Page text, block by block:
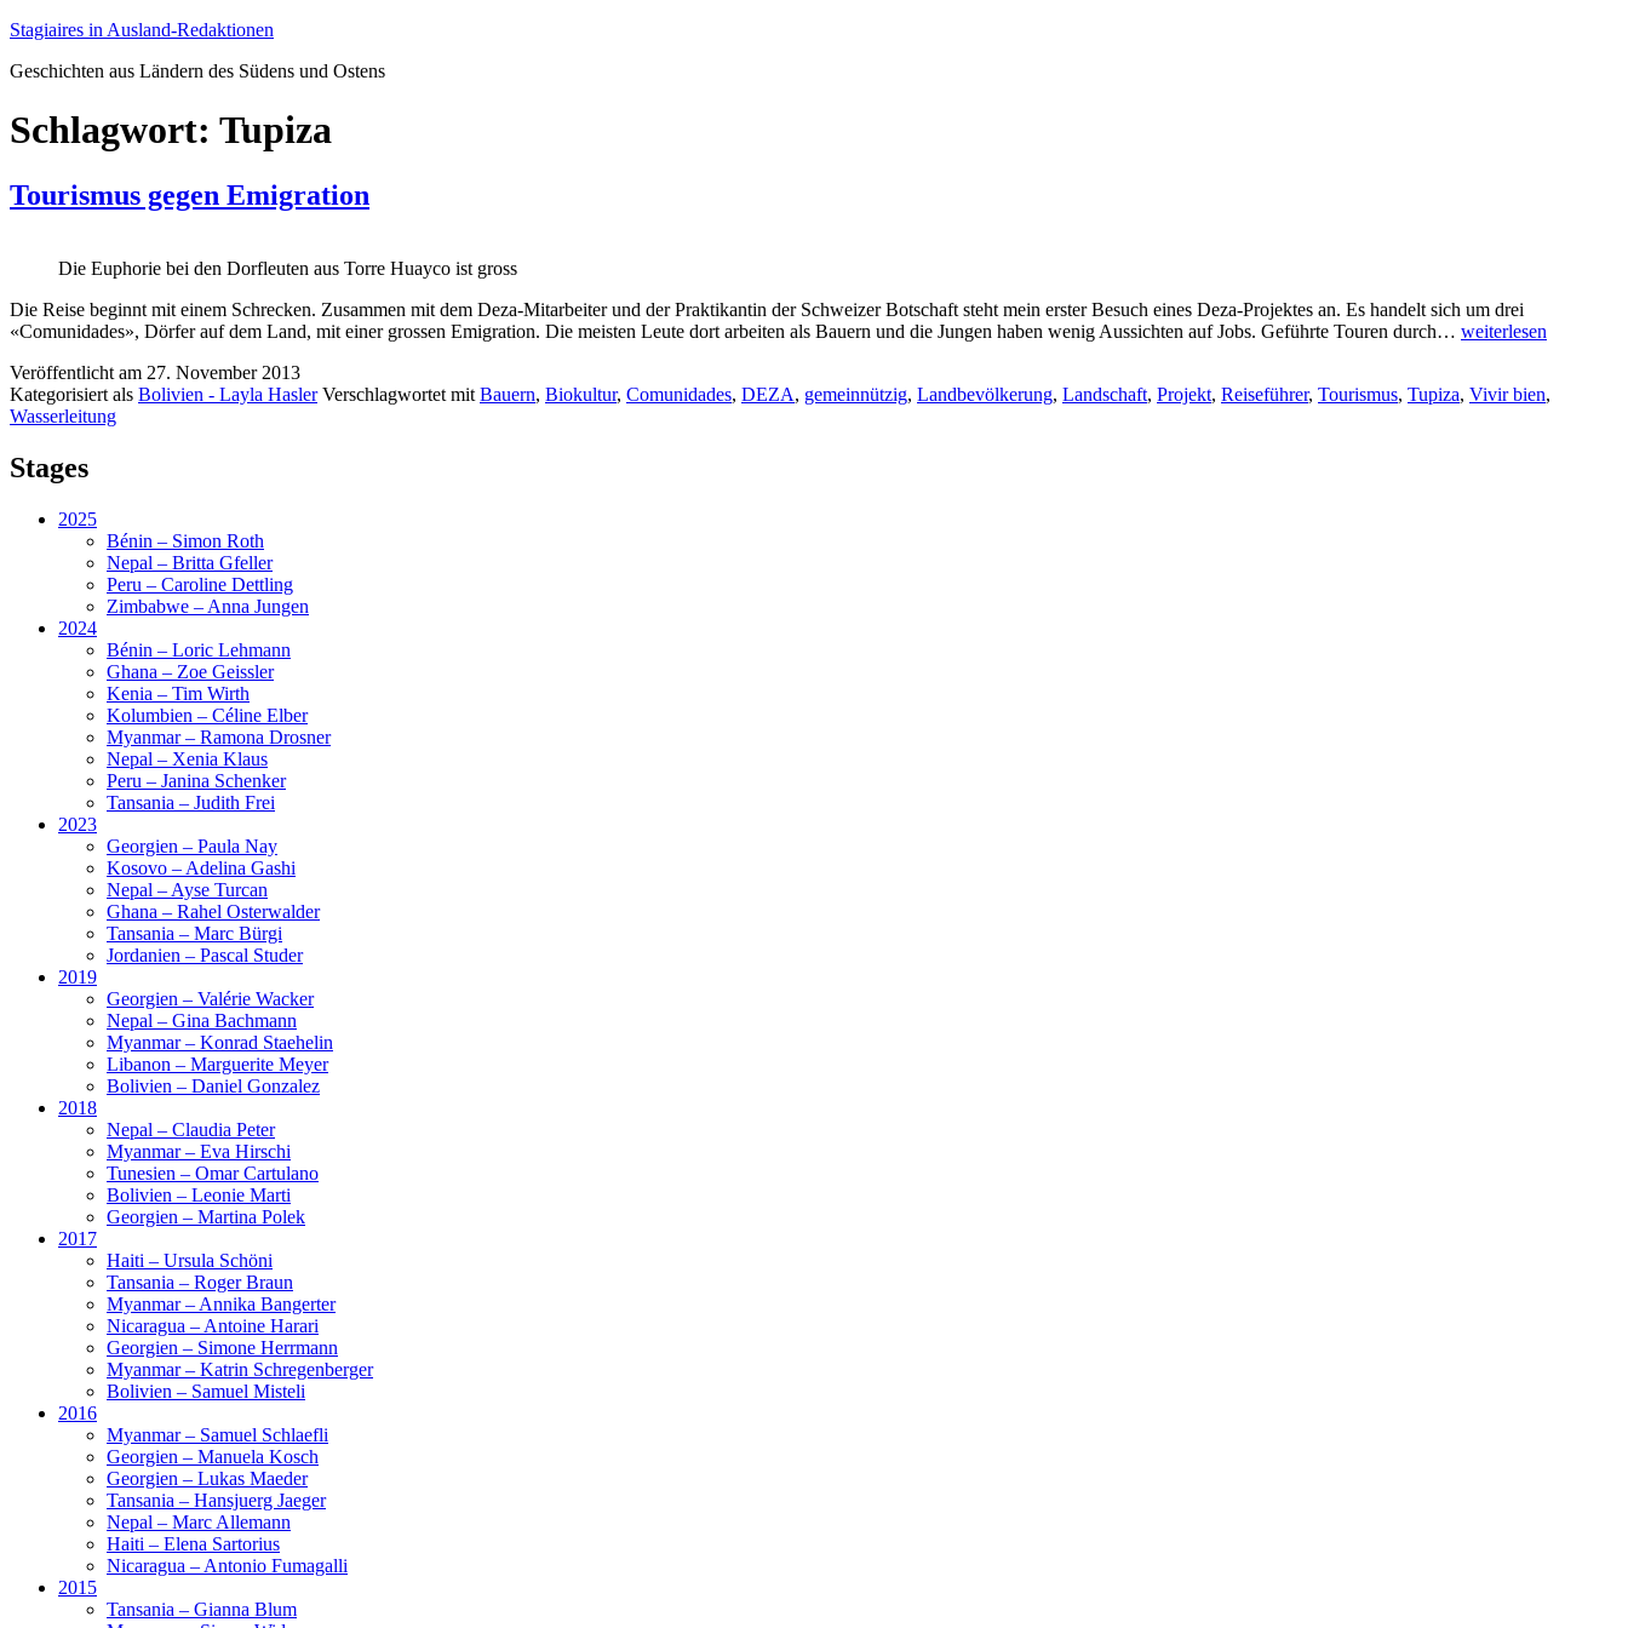
Zum
springen
Stagiaires in Ausland-Redaktionen
Geschichten aus Ländern des Südens und Ostens
Schlagwort: Tupiza
Tourismus gegen Emigration
Die Euphorie bei den Dorfleuten aus Torre Huayco ist gross
Die Reise beginnt mit einem Schrecken. Zusammen mit dem Deza-Mitarbeiter und der Praktikantin der Schweizer Botschaft steht mein erster Besuch eines Deza-Projektes an. Es handelt sich um drei
«Comunidades», Dörfer auf dem Land, mit einer grossen Emigration. Die meisten Leute dort arbeiten als Bauern und die Jungen haben wenig Aussichten auf Jobs. Geführte Touren durch… Tourismus
weiterlesen
Veröffentlicht am 27. November 2013
Kategorisiert als Bolivien - Layla Hasler Verschlagwortet mit Bauern, Biokultur, Comunidades, DEZA, gemeinnützig, Landbevölkerung, Landschaft, Projekt, Reiseführer, Tourismus, Tupiza, Vivir bien,
Wasserleitung
Stages
2025
Bénin – Simon Roth
Nepal – Britta Gfeller
Peru – Caroline Dettling
Zimbabwe – Anna Jungen
2024
Bénin – Loric Lehmann
Ghana – Zoe Geissler
Kenia – Tim Wirth
Kolumbien – Céline Elber
Myanmar – Ramona Drosner
Nepal – Xenia Klaus
Peru – Janina Schenker
Tansania – Judith Frei
2023
Georgien – Paula Nay
Kosovo – Adelina Gashi
Nepal – Ayse Turcan
Ghana – Rahel Osterwalder
Tansania – Marc Bürgi
Jordanien – Pascal Studer
2019
Georgien – Valérie Wacker
Nepal – Gina Bachmann
Myanmar – Konrad Staehelin
Libanon – Marguerite Meyer
Bolivien – Daniel Gonzalez
2018
Nepal – Claudia Peter
Myanmar – Eva Hirschi
Tunesien – Omar Cartulano
Bolivien – Leonie Marti
Georgien – Martina Polek
2017
Haiti – Ursula Schöni
Tansania – Roger Braun
Myanmar – Annika Bangerter
Nicaragua – Antoine Harari
Georgien – Simone Herrmann
Myanmar – Katrin Schregenberger
Bolivien – Samuel Misteli
2016
Myanmar – Samuel Schlaefli
Georgien – Manuela Kosch
Georgien – Lukas Maeder
Tansania – Hansjuerg Jaeger
Nepal – Marc Allemann
Haiti – Elena Sartorius
Nicaragua – Antonio Fumagalli
2015
Tansania – Gianna Blum